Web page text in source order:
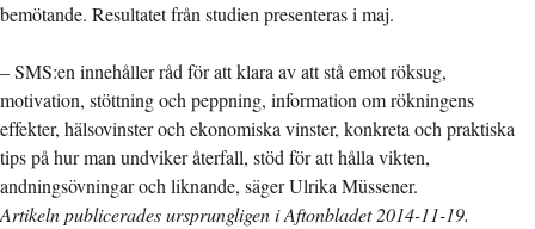
bemötande. Resultatet från studien presenteras i maj.
– SMS:en innehåller råd för att klara av att stå emot röksug,
motivation, stöttning och peppning, information om rökningens
effekter, hälsovinster och ekonomiska vinster, konkreta och praktiska
tips på hur man undviker återfall, stöd för att hålla vikten,
andningsövningar och liknande, säger Ulrika Müssener.
Artikeln publicerades ursprungligen i Aftonbladet 2014-11-19.